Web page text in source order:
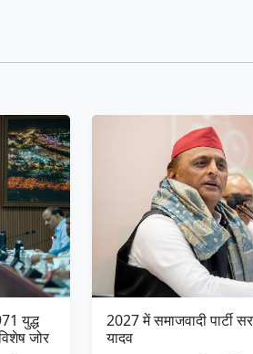
युद्ध
जोर
2027 में समाजवादी पार्टी
यादव